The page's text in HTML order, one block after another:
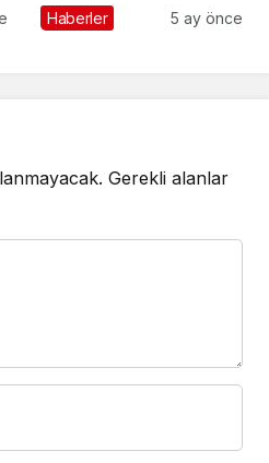
Haberler 5 ay önce
Gerekli alanlar